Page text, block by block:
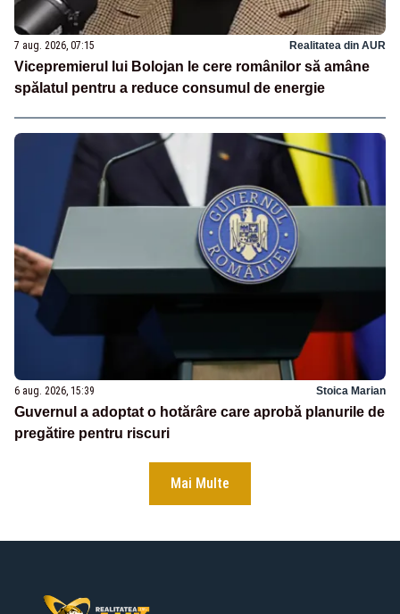
7 aug. 2026, 07:15 Realitatea din AUR
Vicepremierul lui Bolojan le cere românilor să amâne
spălatul pentru a reduce consumul de energie
6 aug. 2026, 15:39 Stoica Marian
Guvernul a adoptat o hotărâre care aprobă planurile de
pregătire pentru riscuri
Mai Multe